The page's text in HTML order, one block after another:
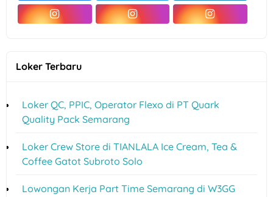
Loker Terbaru
Loker QC, PPIC, Operator Flexo di PT Quark
Quality Pack Semarang
Loker Crew Store di TIANLALA Ice Cream, Tea &
Coffee Gatot Subroto Solo
Lowongan Kerja Part Time Semarang di W3GG